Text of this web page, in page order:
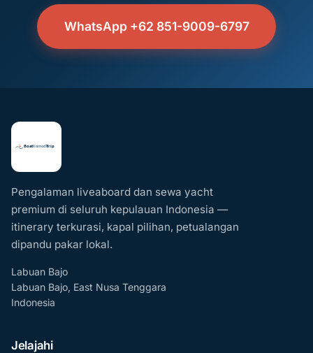
WhatsApp +62 851-9009-6797
Pengalaman liveaboard dan sewa yacht
premium di seluruh kepulauan Indonesia —
itinerary terkurasi, kapal pilihan, petualangan
dipandu pakar lokal.
Labuan Bajo
Labuan Bajo, East Nusa Tenggara
Indonesia
Jelajahi